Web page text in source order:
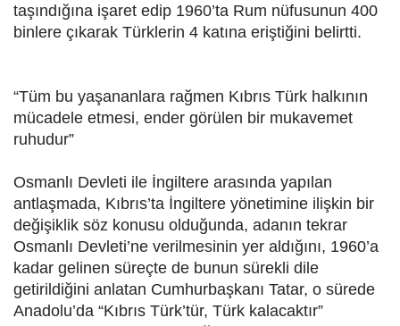
taşındığına işaret edip 1960’ta Rum nüfusunun 400
binlere çıkarak Türklerin 4 katına eriştiğini belirtti.
“Tüm bu yaşananlara rağmen Kıbrıs Türk halkının
mücadele etmesi, ender görülen bir mukavemet
ruhudur”
Osmanlı Devleti ile İngiltere arasında yapılan
antlaşmada, Kıbrıs’ta İngiltere yönetimine ilişkin bir
değişiklik söz konusu olduğunda, adanın tekrar
Osmanlı Devleti’ne verilmesinin yer aldığını, 1960’a
kadar gelinen süreçte de bunun sürekli dile
getirildiğini anlatan Cumhurbaşkanı Tatar, o sürede
Anadolu’da “Kıbrıs Türk’tür, Türk kalacaktır”